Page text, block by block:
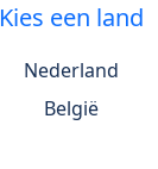
Kies een land
Nederland
België